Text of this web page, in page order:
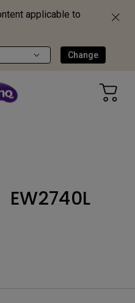
applicable to
Change
EW2740L